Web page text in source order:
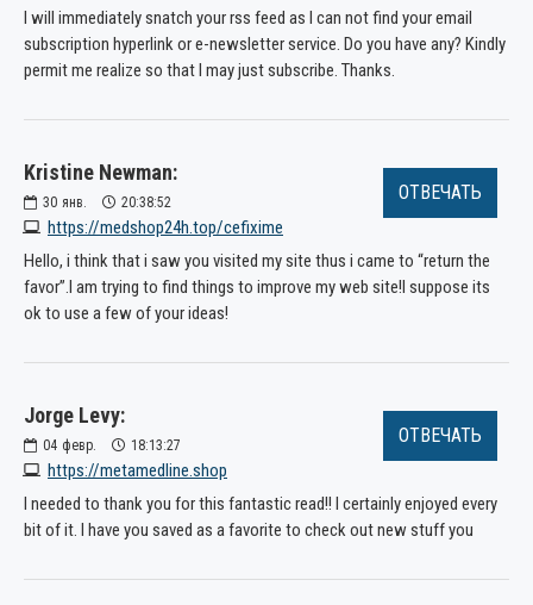
I will immediately snatch your rss feed as I can not find your email
subscription hyperlink or e-newsletter service. Do you have any? Kindly
permit me realize so that I may just subscribe. Thanks.
Kristine Newman:
30 янв. 20:38:52
https://medshop24h.top/cefixime
ОТВЕЧАТЬ
Hello, i think that i saw you visited my site thus i came to “return the
favor”.I am trying to find things to improve my web site!I suppose its
ok to use a few of your ideas!
Jorge Levy:
04 февр. 18:13:27
https://metamedline.shop
ОТВЕЧАТЬ
I needed to thank you for this fantastic read!! I certainly enjoyed every
bit of it. I have you saved as a favorite to check out new stuff you